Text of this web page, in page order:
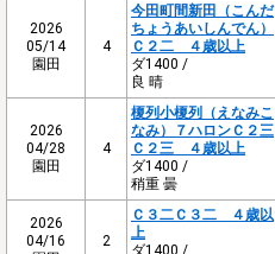
2026
05/14
園田
4
今田町間新田（こんだ
ちょうあいしんでん）
Ｃ２二 ４歳以上
ダ1400 /
良 晴
2026
04/28
園田
4
榎列小榎列（えなみこ
なみ）７ハロンＣ２三
Ｃ２三 ４歳以上
ダ1400 /
稍重 曇
2026
04/16
2
Ｃ３二Ｃ３二 ４歳以
上
ダ1400 /